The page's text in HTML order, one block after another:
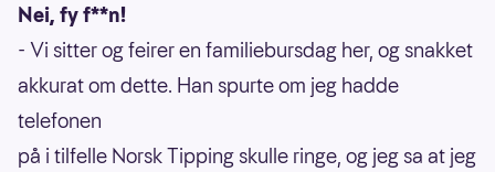
Nei, fy f**n!
- Vi sitter og feirer en familiebursdag her, og snakket
akkurat om dette. Han spurte om jeg hadde
telefonen
på i tilfelle Norsk Tipping skulle ringe, og jeg sa at jeg